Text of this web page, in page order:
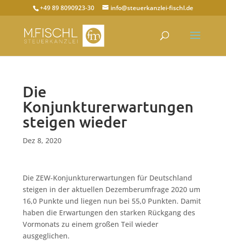
+49 89 8090923-30 info@steuerkanzlei-fischl.de
Die
Konjunkturerwartungen
steigen wieder
Dez 8, 2020
Die ZEW-Konjunkturerwartungen für Deutschland
steigen in der aktuellen Dezemberumfrage 2020 um
16,0 Punkte und liegen nun bei 55,0 Punkten. Damit
haben die Erwartungen den starken Rückgang des
Vormonats zu einem großen Teil wieder
ausgeglichen.